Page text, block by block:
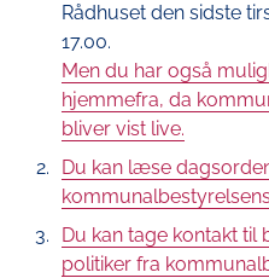
Rådhuset den sidste
17.00.
Men du har også
hjemmefra, da
bliver vist live.
Du kan læse
Du kan tage kontakt til
politiker fra